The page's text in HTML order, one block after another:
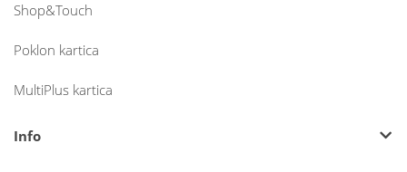
Shop&Touch
Poklon kartica
MultiPlus kartica
Info